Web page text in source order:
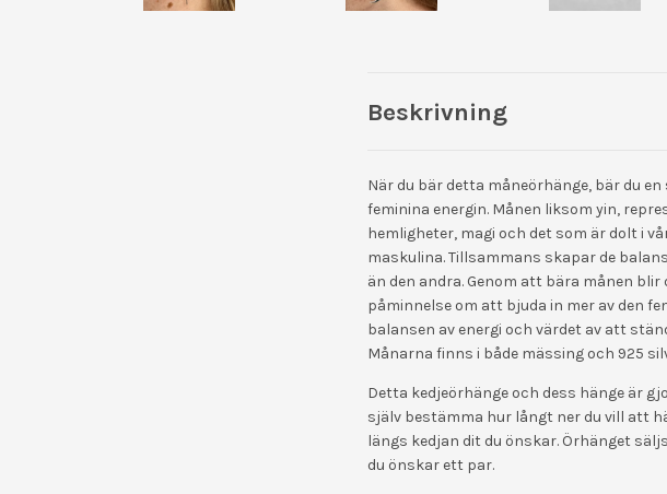
Beskrivning
När du bär detta måneörhänge, bär du
feminina energin. Månen liksom yin,
hemligheter, magi och det som är dolt i
maskulina. Tillsammans skapar de
än den andra. Genom att bära månen
påminnelse om att bjuda in mer av den
balansen av energi och värdet av att
Månarna finns i både mässing och 925
Detta kedjeörhänge och dess hänge är
själv bestämma hur långt ner du vill att
längs kedjan dit du önskar. Örhänget
du önskar ett par.